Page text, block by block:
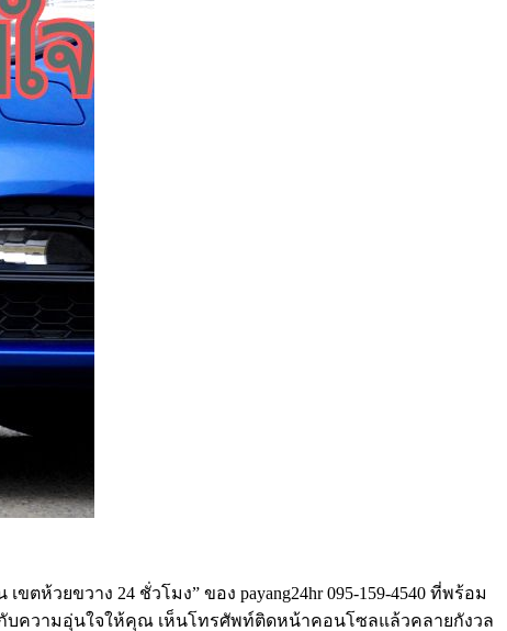
ห้วยขวาง 24 ชั่วโมง” ของ payang24hr 095-159-4540 ที่พร้อม
กับความอุ่นใจให้คุณ เห็นโทรศัพท์ติดหน้าคอนโซลแล้วคลายกังวล